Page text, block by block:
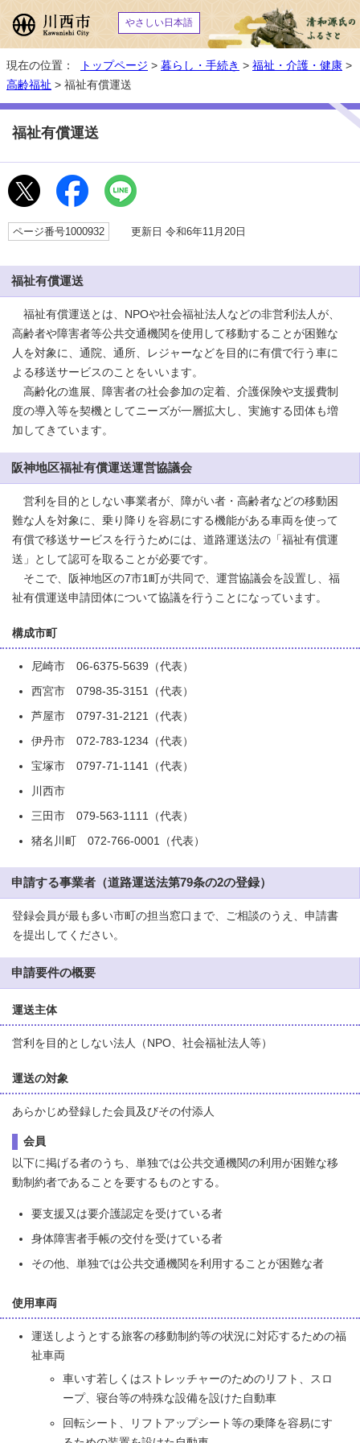
やさしい日本語
現在の位置： トップページ > 暮らし・手続き > 福祉・介護・健康 >
高齢福祉 > 福祉有償運送
福祉有償運送
ページ番号1000932 更新日 令和6年11月20日
福祉有償運送
福祉有償運送とは、NPOや社会福祉法人などの非営利法人が、
高齢者や障害者等公共交通機関を使用して移動することが困難な
人を対象に、通院、通所、レジャーなどを目的に有償で行う車に
よる移送サービスのことをいいます。
高齢化の進展、障害者の社会参加の定着、介護保険や支援費制
度の導入等を契機としてニーズが一層拡大し、実施する団体も増
加してきています。
阪神地区福祉有償運送運営協議会
営利を目的としない事業者が、障がい者・高齢者などの移動困
難な人を対象に、乗り降りを容易にする機能がある車両を使って
有償で移送サービスを行うためには、道路運送法の「福祉有償運
送」として認可を取ることが必要です。
そこで、阪神地区の7市1町が共同で、運営協議会を設置し、福
祉有償運送申請団体について協議を行うことになっています。
構成市町
尼崎市 06-6375-5639（代表）
西宮市 0798-35-3151（代表）
芦屋市 0797-31-2121（代表）
伊丹市 072-783-1234（代表）
宝塚市 0797-71-1141（代表）
川西市
三田市 079-563-1111（代表）
猪名川町 072-766-0001（代表）
申請する事業者（道路運送法第79条の2の登録）
登録会員が最も多い市町の担当窓口まで、ご相談のうえ、申請書
を提出してください。
申請要件の概要
運送主体
営利を目的としない法人（NPO、社会福祉法人等）
運送の対象
あらかじめ登録した会員及びその付添人
会員
以下に掲げる者のうち、単独では公共交通機関の利用が困難な移
動制約者であることを要するものとする。
要支援又は要介護認定を受けている者
身体障害者手帳の交付を受けている者
その他、単独では公共交通機関を利用することが困難な者
使用車両
運送しようとする旅客の移動制約等の状況に対応するための福
祉車両
車いす若しくはストレッチャーのためのリフト、スロ
ープ、寝台等の特殊な設備を設けた自動車
回転シート、リフトアップシート等の乗降を容易にす